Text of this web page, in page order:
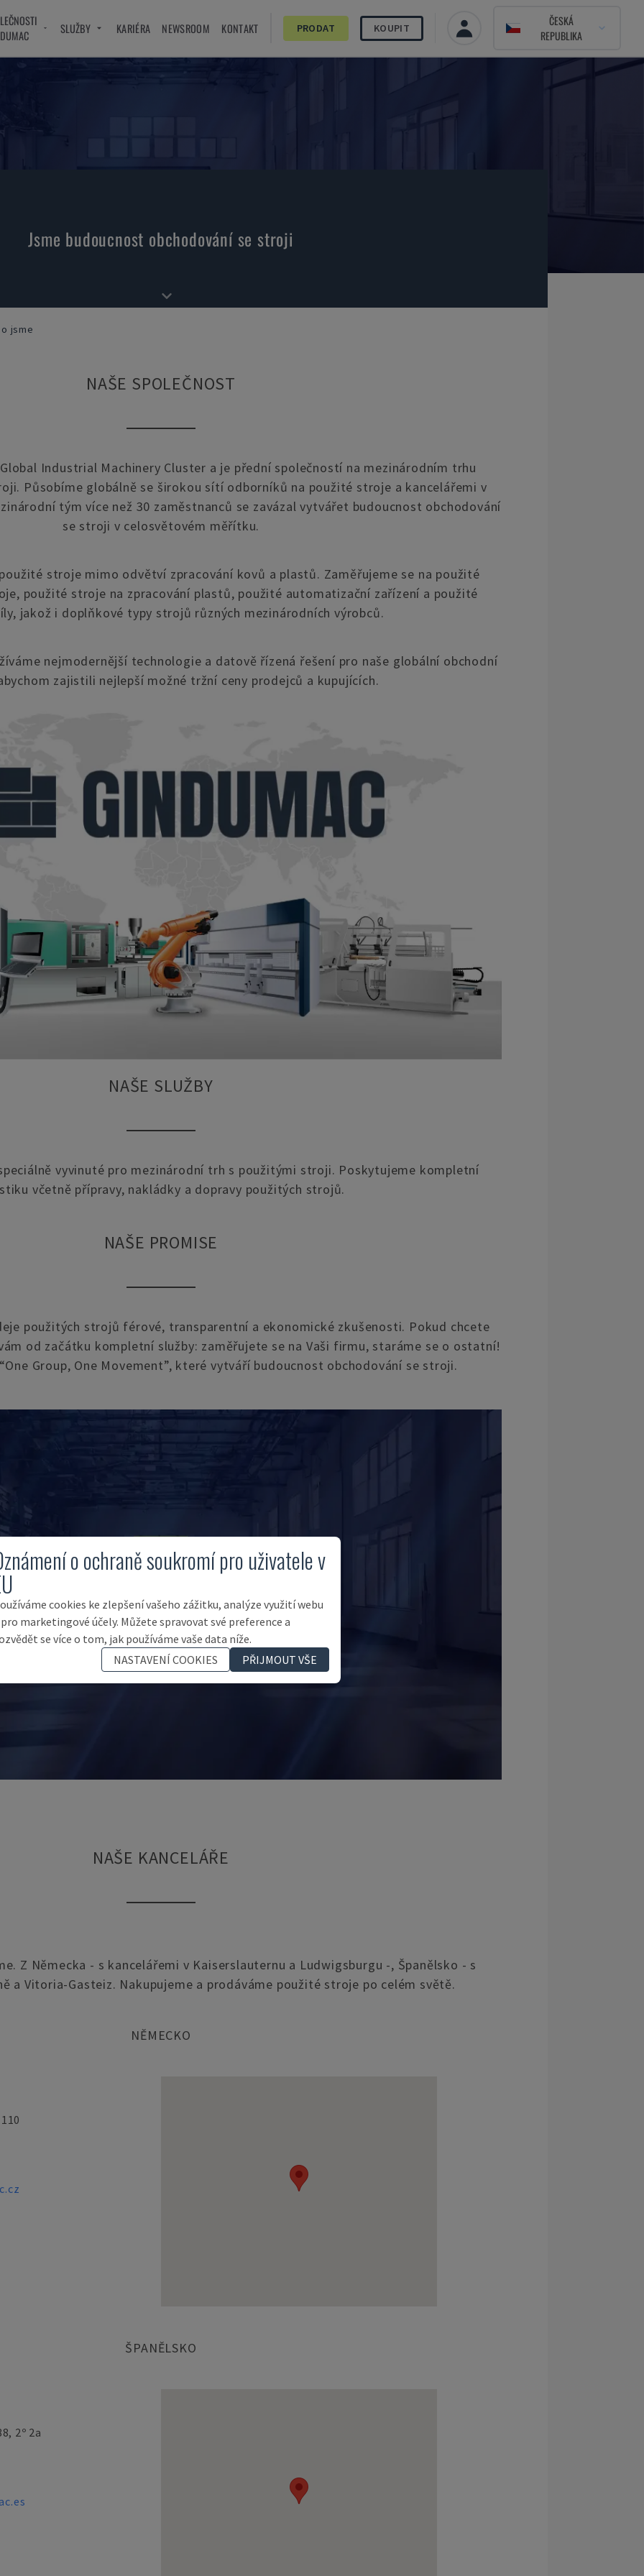
SLUŽBY KARIÉRA NEWSROOM KONTAKT PRODAT KOUPIT
ČESKÁ
REPUBLIKA
Jsme budoucnost obchodování se stroji
jsme
NAŠE SPOLEČNOST
Industrial Machinery Cluster a je přední společností na mezinárodním trhu
Působíme globálně se širokou sítí odborníků na použité stroje a kancelářemi v
tým více než 30 zaměstnanců se zavázal vytvářet budoucnost obchodování
se stroji v celosvětovém měřítku.
stroje mimo odvětví zpracování kovů a plastů. Zaměřujeme se na použité
použité stroje na zpracování plastů, použité automatizační zařízení a použité
jakož i doplňkové typy strojů různých mezinárodních výrobců.
nejmodernější technologie a datově řízená řešení pro naše globální obchodní
zajistili nejlepší možné tržní ceny prodejců a kupujících.
NAŠE SLUŽBY
vyvinuté pro mezinárodní trh s použitými stroji. Poskytujeme kompletní
včetně přípravy, nakládky a dopravy použitých strojů.
NAŠE PROMISE
použitých strojů férové, transparentní a ekonomické zkušenosti. Pokud chcete
od začátku kompletní služby: zaměřujete se na Vaši firmu, staráme se o ostatní!
Group, One Movement”, které vytváří budoucnost obchodování se stroji.
NAŠE KANCELÁŘE
Z Německa - s kancelářemi v Kaiserslauternu a Ludwigsburgu -, Španělsko - s
a Vitoria-Gasteiz. Nakupujeme a prodáváme použité stroje po celém světě.
NĚMECKO
ŠPANĚLSKO
2º 2a
o ochraně soukromí pro uživatele v
cookies ke zlepšení vašeho zážitku, analýze využití webu
marketingové účely. Můžete spravovat své preference a
se více o tom, jak používáme vaše data níže.
NASTAVENÍ COOKIES
PŘIJMOUT VŠE